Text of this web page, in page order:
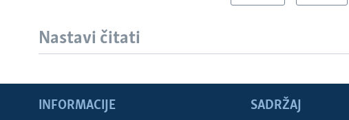
Nastavi čitati
INFORMACIJE SADRŽAJ